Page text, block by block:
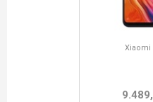
Xiaomi